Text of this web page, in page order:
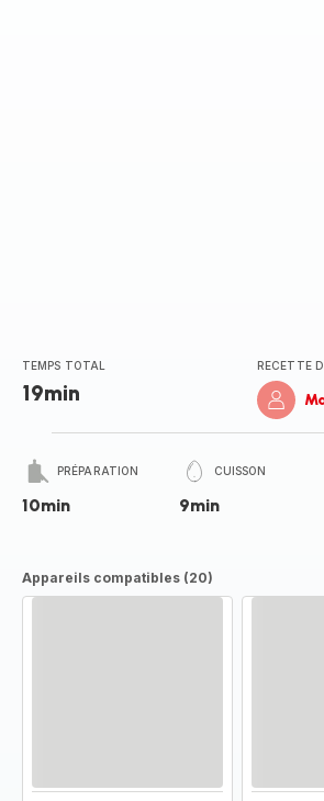
TEMPS TOTAL
19min
RECETTE
PRÉPARATION
10min
CUISSON
9min
Appareils compatibles (20)